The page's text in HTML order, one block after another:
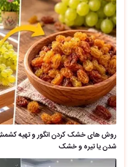
روش های خشک کردن انگور و تهیه کشمش
شدن یا تیره و خشک